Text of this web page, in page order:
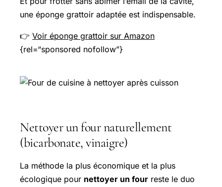
une éponge grattoir adaptée est indispensable.
👉 Voir éponge grattoir sur Amazon
{rel=“sponsored nofollow”}
Nettoyer un four naturellement
(bicarbonate, vinaigre)
La méthode la plus économique et la plus
écologique pour nettoyer un four reste le duo